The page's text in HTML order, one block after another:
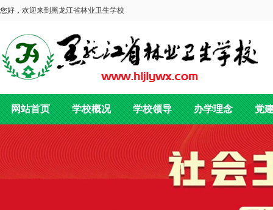
您好，欢迎来到黑龙江省林业卫生学校
网站首页 学校概况 学校领导 办学理念 党